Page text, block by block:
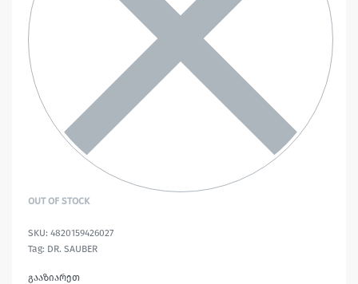
OUT OF STOCK
4820159426027
Tag: DR. SAUBER
გააზიარეთ